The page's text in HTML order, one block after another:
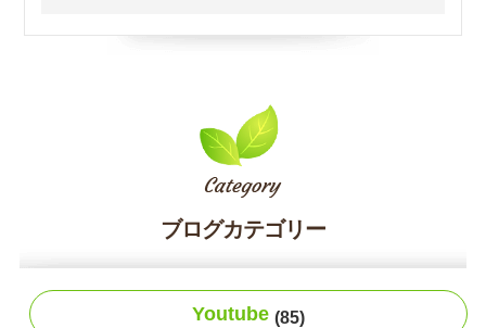
ブログカテゴリー
Youtube (85)